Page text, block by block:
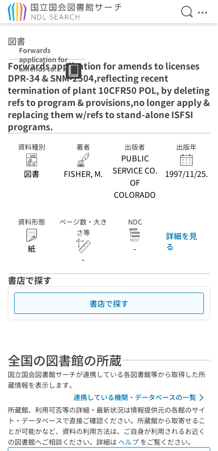
検索を
メ
図書
Forwards
application for
amends to
licenses DPR-34
& SNM-
2504,reflecting
recent
termination of
plant 10CFR50
POL, by deleting
refs to program
& provisions,no
longer apply &
replacing them
w/refs to stand-
Forwards application for amends to licenses
DPR-34 & SNM-2504,reflecting recent
termination of plant 10CFR50 POL, by deleting
refs to program & provisions,no longer apply &
replacing them w/refs to stand-alone ISFSI
programs.
資料種別
図書
著者
FISHER, M.
出版者
PUBLIC
SERVICE CO.
OF
COLORADO
出版年
1997/11/25.
資料形態
紙
ページ数・大き
さ等
-
NDC
-
詳細を見
る
書店で探す
書店で探す
全国の図書館の所蔵
国立国会図書館サーチが連携している各図書館等から取得した所
蔵情報を表示します。
連携している機関・データベースの一覧
所蔵館、利用可否等の詳細・最新状況は情報提供元の各館のサイ
ト・データベースで直接ご確認ください。所蔵館から取寄せるこ
とが可能かなど、資料の利用方法は、ご自身が利用されるお近く
の図書館へご相談ください。詳細は ヘルプ をご覧ください。